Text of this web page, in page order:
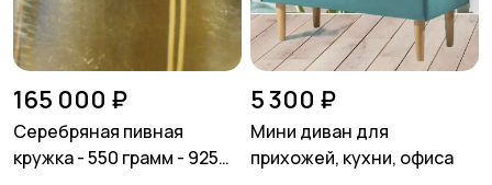
165 000 ₽
Серебряная пивная
кружка - 550 грамм - 925
5 300 ₽
Мини диван для
прихожей, кухни, офиса